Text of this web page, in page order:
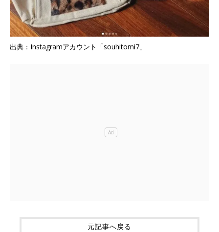
出典：Instagramアカウント「souhitomi7」
元記事へ戻る